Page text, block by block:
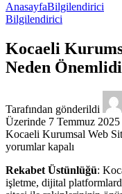
AnasayfaBilgilendirici
Bilgilendirici
Kocaeli
Neden
Tarafından gönderildi
Üzerinde 7 Temmuz 2025
Kocaeli Kurumsal Web
yorumlar kapalı
Rekabet Üstünlüğü:
işletme, dijital